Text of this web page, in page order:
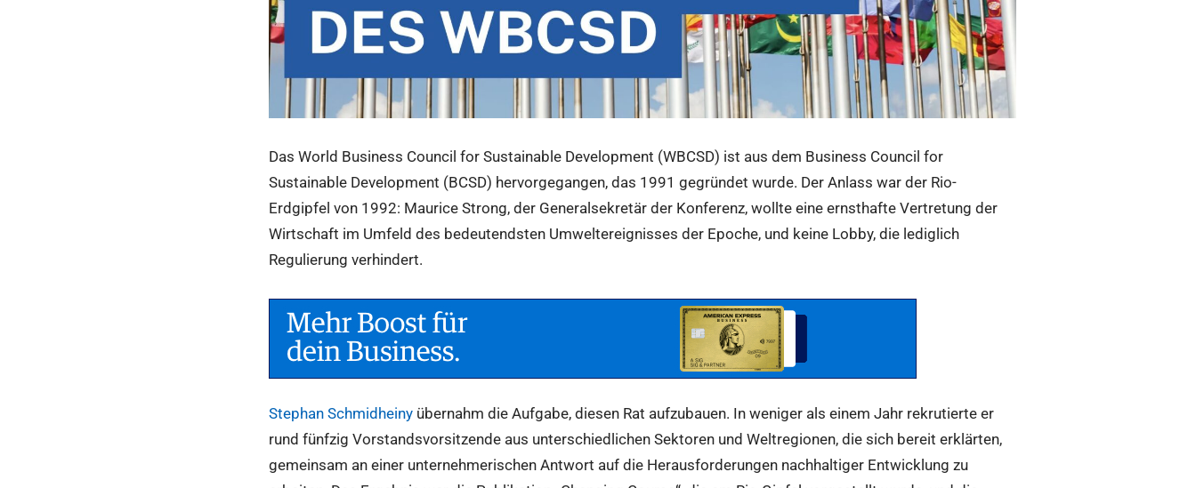
Das World Business Council for Sustainable Development (WBCSD) ist aus dem Business Council for
Sustainable Development (BCSD) hervorgegangen, das 1991 gegründet wurde. Der Anlass war der Rio-
Erdgipfel von 1992: Maurice Strong, der Generalsekretär der Konferenz, wollte eine ernsthafte Vertretung der
Wirtschaft im Umfeld des bedeutendsten Umweltereignisses der Epoche, und keine Lobby, die lediglich
Regulierung verhindert.
Stephan Schmidheiny übernahm die Aufgabe, diesen Rat aufzubauen. In weniger als einem Jahr rekrutierte er
rund fünfzig Vorstandsvorsitzende aus unterschiedlichen Sektoren und Weltregionen, die sich bereit erklärten,
gemeinsam an einer unternehmerischen Antwort auf die Herausforderungen nachhaltiger Entwicklung zu